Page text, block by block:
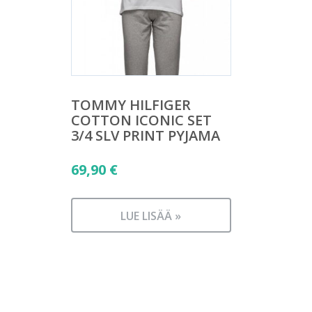
TOMMY HILFIGER
COTTON ICONIC SET
3/4 SLV PRINT PYJAMA
69,90 €
LUE LISÄÄ »